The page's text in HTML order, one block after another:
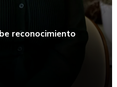
reconocimiento